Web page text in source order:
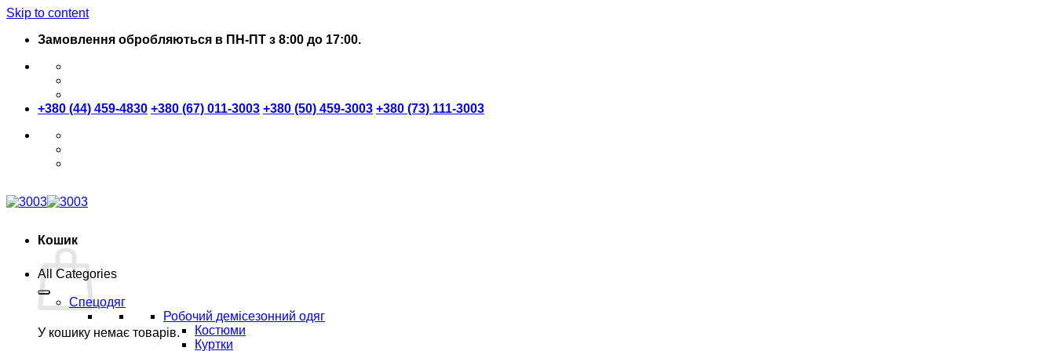
Skip to content
Замовлення обробляються в ПН-ПТ з 8:00 до 17:00.
+380 (44) 459-4830 +380 (67) 011-3003 +380 (50) 459-3003 +380 (73) 111-3003
Кошик
У кошику немає товарів.
All Categories
Спецодяг
Робочий демісезонний одяг
Костюми
Куртки